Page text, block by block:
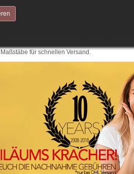
für schnellen Versand.